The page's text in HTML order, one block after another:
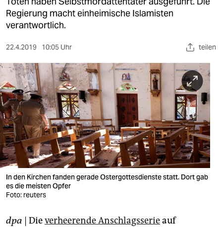
gesellschaft
kultur
sport
berlin
nord
wahrheit
verlag
verlag
veranstaltungen
shop
fragen & hilfe
Regierung macht einheimische Islamisten
verantwortlich.
22.4.2019 10:05 Uhr teilen
In den Kirchen fanden gerade Ostergottesdienste statt. Dort gab
es die meisten Opfer
Foto: reuters
dpa | Dieverheerende Anschlagsserieauf